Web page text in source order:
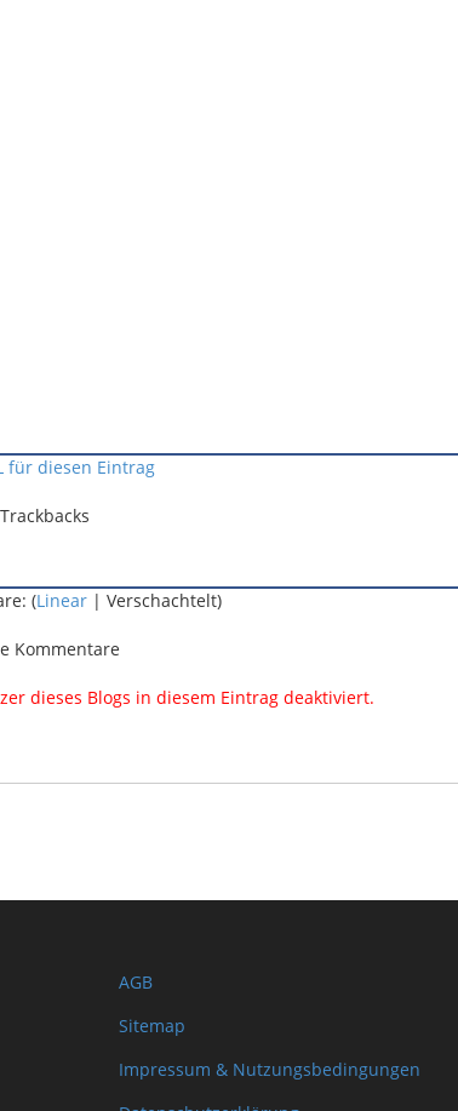
für diesen Eintrag
(Linear| Verschachtelt)
Kommentare
dieses Blogs in diesem Eintrag deaktiviert.
AGB
Sitemap
Impressum & Nutzungsbedingungen